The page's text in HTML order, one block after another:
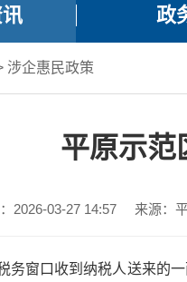
政
涉企惠民政策
平原示范
2026-03-27 14:57 来源：
务窗口收到纳税人送来的